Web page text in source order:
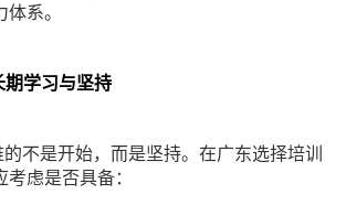
系。
期学习与坚持
是开始，而是坚持。在广东选择培训
虑是否具备：